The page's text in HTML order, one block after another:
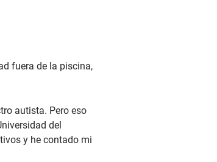
fuera de la piscina,
autista. Pero eso
del
y he contado mi